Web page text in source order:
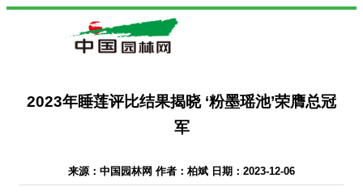
2023年睡莲评比结果揭晓 ‘粉墨瑶池’荣膺总冠
军
来源：中国园林网 作者：柏斌 日期：2023-12-06